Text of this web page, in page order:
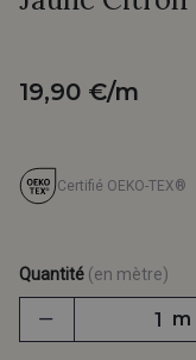
19,90 €/m
Certifié OEKO-TEX®
Quantité (en mètre)
m